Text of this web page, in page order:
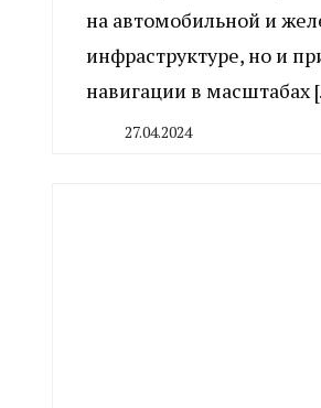
на автомобильной и
инфраструктуре, но и
навигации в масштабах
27.04.2024